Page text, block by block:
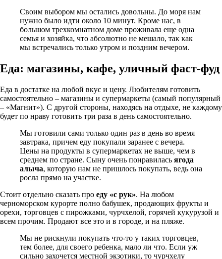
Своим выбором мы остались довольны. До моря нам
нужно было идти около 10 минут. Кроме нас, в
большом трехкомнатном доме проживала еще одна
семья и хозяйка, что абсолютно не мешало, так как
мы встречались только утром и поздним вечером.
Еда: магазины, кафе, уличный фаст-фуд
Еда в достатке на любой вкус и цену. Любителям готовить
самостоятельно – магазины и супермаркеты (самый популярный
– «Магнит»). С другой стороны, находясь на отдыхе, не каждому
будет по нраву готовить три раза в день самостоятельно.
Мы готовили сами только один раз в день во время
завтрака, причем еду покупали заранее с вечера.
Цены на продукты в супермаркетах не выше, чем в
среднем по стране. Сыну очень понравилась ягода
алыча, которую нам не пришлось покупать, ведь она
росла прямо на участке.
Стоит отдельно сказать про еду «с рук». На любом
черноморском курорте полно бабушек, продающих фрукты и
орехи, торговцев с пирожками, чурчхелой, горячей кукурузой и
всем прочим. Продают все это и в городе, и на пляже.
Мы не рискнули покупать что-то у таких торговцев,
тем более, для своего ребенка, мало ли что. Если уж
сильно захочется местной экзотики, то чурчхелу